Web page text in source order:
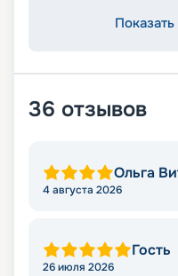
36 отзывов
Ольга
4 августа 2026
Гость
26 июля 2026